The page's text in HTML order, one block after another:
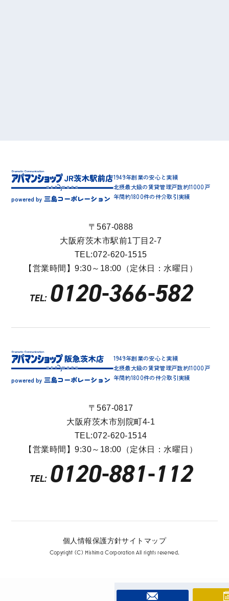
powered by 三島コーポレーション
1949年創業の安心と実績
北摂最大級の賃貸管理戸数約11000戸
年間約1800件の仲介取引実績
〒567-0888
大阪府茨木市駅前1丁目2-7
TEL:072-620-1515
【営業時間】9:30～18:00（定休日：水曜日）
TEL: 0120-366-582
powered by 三島コーポレーション
1949年創業の安心と実績
北摂最大級の賃貸管理戸数約11000戸
年間約1800件の仲介取引実績
〒567-0817
大阪府茨木市別院町4-1
TEL:072-620-1514
【営業時間】9:30～18:00（定休日：水曜日）
TEL: 0120-881-112
Copyright (C) Mishima Corporation All rights reserved.
個人情報保護方針サイトマップ